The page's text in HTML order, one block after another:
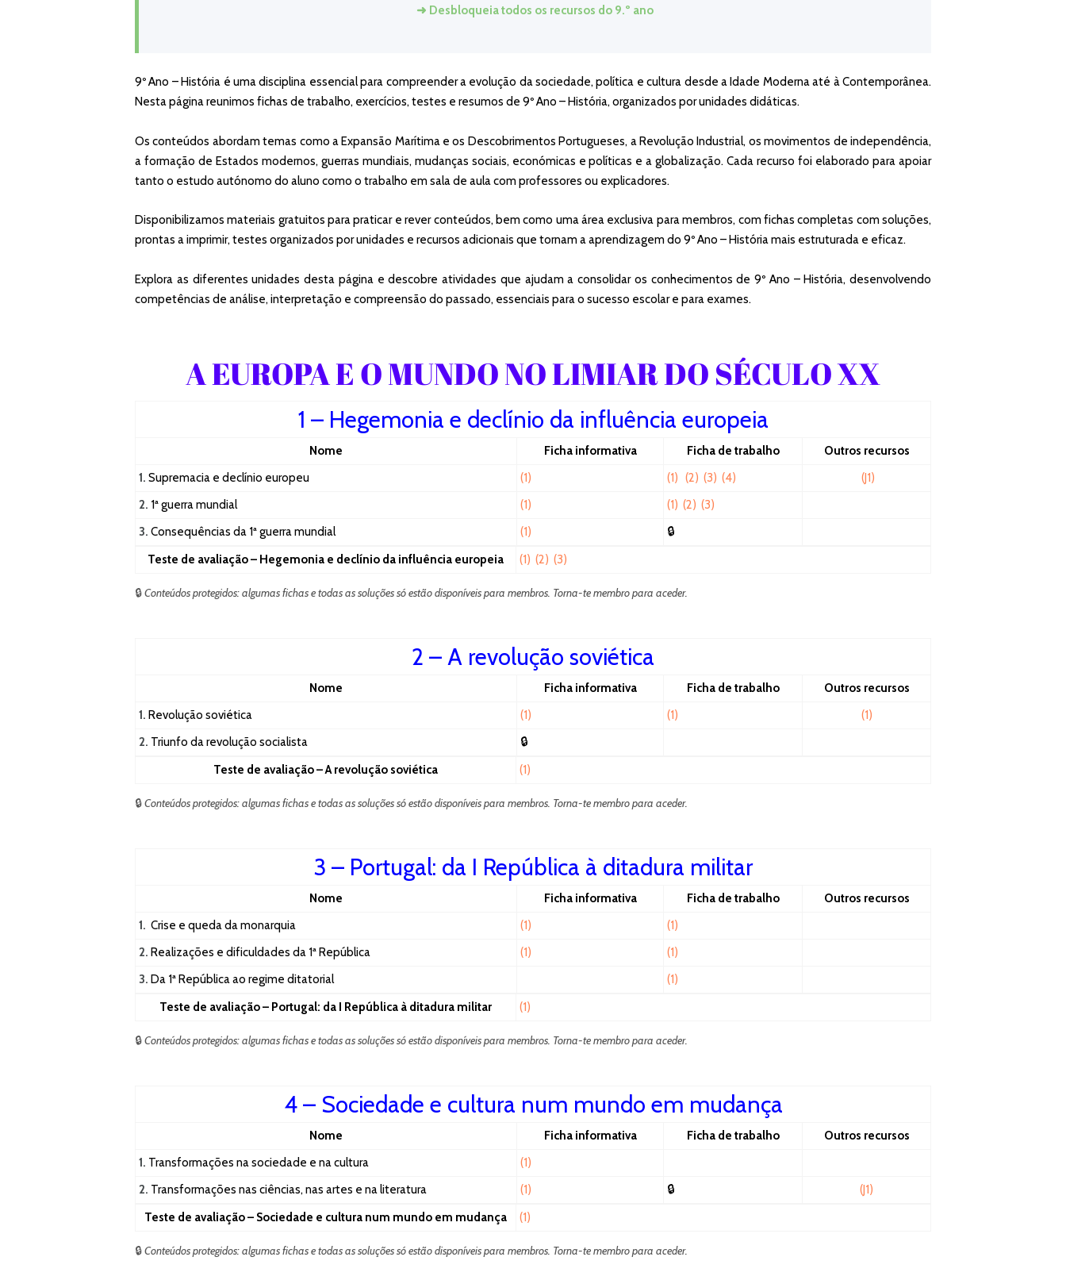
➜ Desbloqueia todos os recursos do 9.º ano
9º Ano – História é uma disciplina essencial para compreender a evolução da sociedade, política e cultura desde a Idade Moderna até à Contemporânea.
Nesta página reunimos fichas de trabalho, exercícios, testes e resumos de 9º Ano – História, organizados por unidades didáticas.
Os conteúdos abordam temas como a Expansão Marítima e os Descobrimentos Portugueses, a Revolução Industrial, os movimentos de independência,
a formação de Estados modernos, guerras mundiais, mudanças sociais, económicas e políticas e a globalização. Cada recurso foi elaborado para apoiar
tanto o estudo autónomo do aluno como o trabalho em sala de aula com professores ou explicadores.
Disponibilizamos materiais gratuitos para praticar e rever conteúdos, bem como uma área exclusiva para membros, com fichas completas com soluções,
prontas a imprimir, testes organizados por unidades e recursos adicionais que tornam a aprendizagem do 9º Ano – História mais estruturada e eficaz.
Explora as diferentes unidades desta página e descobre atividades que ajudam a consolidar os conhecimentos de 9º Ano – História, desenvolvendo
competências de análise, interpretação e compreensão do passado, essenciais para o sucesso escolar e para exames.
A EUROPA E O MUNDO NO LIMIAR DO SÉCULO XX
1 – Hegemonia e declínio da influência europeia
Nome Ficha informativa Ficha de trabalho
Outros recursos
1. Supremacia e declínio europeu (1) (1) (2) (3) (4)
(J1)
2. 1ª guerra mundial (1) (1) (2) (3)
3. Consequências da 1ª guerra mundial (1)
🔒
Teste de avaliação – Hegemonia e declínio da influência europeia
(1) (2) (3)
🔒Conteúdos protegidos: algumas fichas e todas as soluções só estão disponíveis para membros. Torna-te membro para aceder.
2 – A revolução soviética
Nome Ficha informativa Ficha de trabalho
Outros recursos
1. Revolução soviética (1) (1)
(1)
2. Triunfo da revolução socialista
🔒
Teste de avaliação – A revolução soviética
(1)
🔒Conteúdos protegidos: algumas fichas e todas as soluções só estão disponíveis para membros. Torna-te membro para aceder.
3 – Portugal: da I República à ditadura militar
Nome Ficha informativa Ficha de trabalho
Outros recursos
1. Crise e queda da monarquia (1)
(1)
2. Realizações e dificuldades da 1ª República (1)
(1)
3. Da 1ª República ao regime ditatorial
(1)
Teste de avaliação – Portugal: da I República à ditadura militar
(1)
🔒Conteúdos protegidos: algumas fichas e todas as soluções só estão disponíveis para membros. Torna-te membro para aceder.
4 – Sociedade e cultura num mundo em mudança
Nome Ficha informativa Ficha de trabalho
Outros recursos
1. Transformações na sociedade e na cultura
(1)
2. Transformações nas ciências, nas artes e na literatura (1) 🔒
(J1)
Teste de avaliação – Sociedade e cultura num mundo em mudança
(1)
🔒Conteúdos protegidos: algumas fichas e todas as soluções só estão disponíveis para membros. Torna-te membro para aceder.